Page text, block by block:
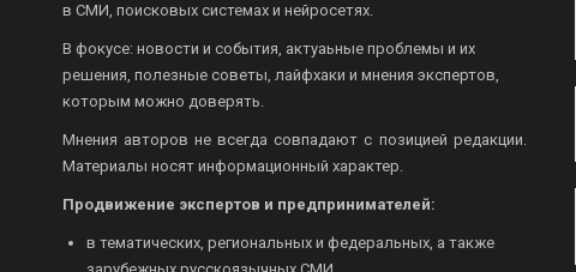
в СМИ, поисковых системах и нейросетях.
В фокусе: новости и события, актуаьные проблемы и их
решения, полезные советы, лайфхаки и мнения экспертов,
которым можно доверять.
Мнения авторов не всегда совпадают с позицией редакции.
Материалы носят информационный характер.
Продвижение экспертов и предпринимателей:
в тематических, региональных и федеральных, а также